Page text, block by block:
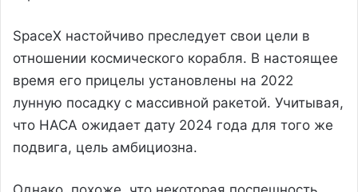
SpaceX настойчиво преследует свои цели в
отношении космического корабля. В настоящее
время его прицелы установлены на 2022
лунную посадку с массивной ракетой. Учитывая,
что НАСА ожидает дату 2024 года для того же
подвига, цель амбициозна.